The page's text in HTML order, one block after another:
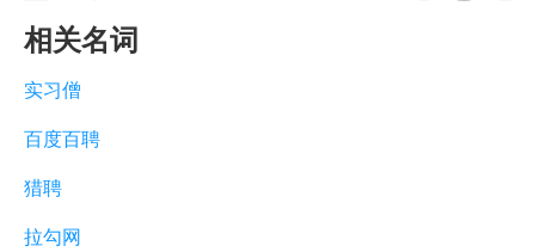
相关名词
实习僧
百度百聘
猎聘
拉勾网